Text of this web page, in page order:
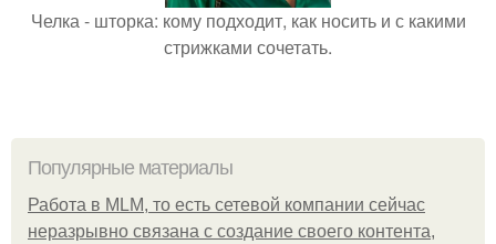
Челка - шторка: кому подходит, как носить и с какими
стрижками сочетать.
Популярные материалы
Работа в MLM, то есть сетевой компании сейчас
неразрывно связана с создание своего контента,